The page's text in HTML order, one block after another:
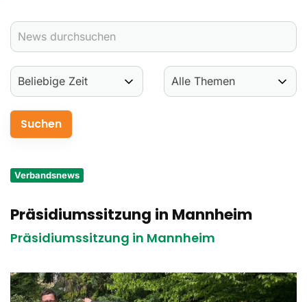
Verbandsnews
Präsidiumssitzung in Mannheim
Präsidiumssitzung in Mannheim
Termine
Verantwortung
Aus- und Fortbildungen
Kontakt
Bundessportfest '26
DJK Sportjugend